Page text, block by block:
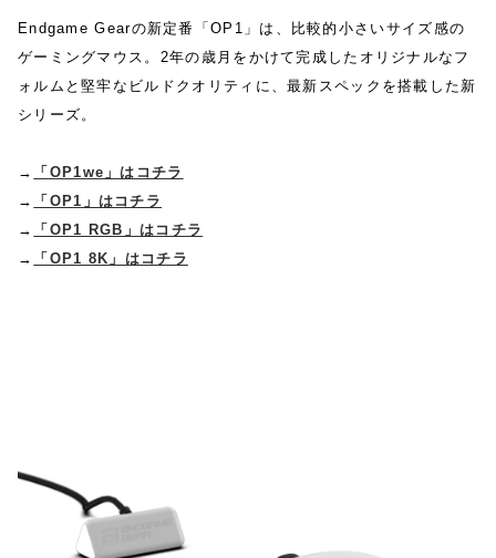
Endgame Gearの新定番「OP1」は、比較的小さいサイズ感の
ゲーミングマウス。2年の歳月をかけて完成したオリジナルなフ
ォルムと堅牢なビルドクオリティに、最新スペックを搭載した新
シリーズ。
→
「OP1we」はコチラ
→
「OP1」はコチラ
→
「OP1 RGB」はコチラ
→
「OP1 8K」はコチラ